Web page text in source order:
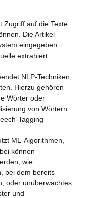
Zugriff auf die Texte
Die Artikel
eingegeben
extrahiert
NLP-Techniken,
Hierzu gehören
Wörter oder
von Wörtern
Tagging
ML-Algorithmen,
können
wie
bei dem bereits
oder unüberwachtes
und